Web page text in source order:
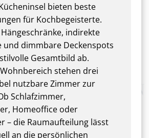
bieten beste
für Kochbegeisterte.
indirekte
und dimmbare Deckenspots
Gesamtbild ab.
stehen drei
nutzbare Zimmer zur
Schlafzimmer,
Homeoffice oder
– die Raumaufteilung lässt
an die persönlichen